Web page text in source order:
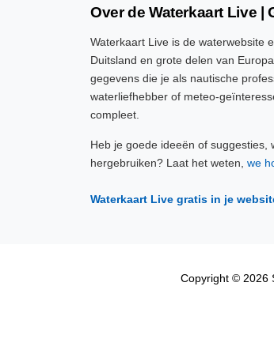
Over de Waterkaart Live |
Waterkaart Live is de waterwebsite
Duitsland en grote delen van
gegevens die je als nautische
waterliefhebber of meteo-
compleet.
Heb je goede ideeën of suggesties,
hergebruiken? Laat het weten, we
Waterkaart Live gratis in je
Copyright © 2026